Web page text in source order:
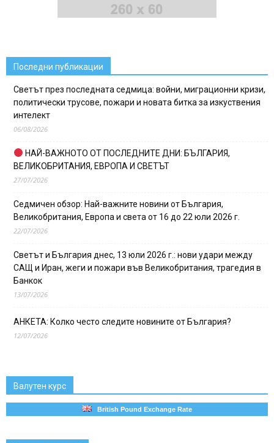
Последни публикации
Светът през последната седмица: войни, миграционни кризи,
политически трусове, пожари и новата битка за изкуствения
интелект
06/08/2026
НАЙ-ВАЖНОТО ОТ ПОСЛЕДНИТЕ ДНИ: БЪЛГАРИЯ,
ВЕЛИКОБРИТАНИЯ, ЕВРОПА И СВЕТЪТ
27/07/2026
Седмичен обзор: Най-важните новини от България,
Великобритания, Европа и света от 16 до 22 юли 2026 г.
22/07/2026
Светът и България днес, 13 юли 2026 г.: нови удари между
САЩ и Иран, жеги и пожари във Великобритания, трагедия в
Банкок
13/07/2026
АНКЕТА: Колко често следите новините от България?
12/07/2026
Валутен курс
British Pound Exchange Rate